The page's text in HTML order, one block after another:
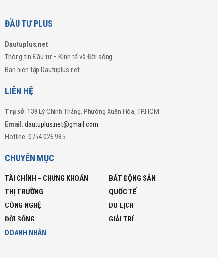
ĐẦU TƯ PLUS
Dautuplus.net
Thông tin Đầu tư – Kinh tế và Đời sống
Ban biên tập Dautuplus.net
LIÊN HỆ
Trụ sở: 139 Lý Chính Thắng, Phường Xuân Hòa, TP.HCM.
Email: dautuplus.net@gmail.com
Hotline: 0764.026.985
CHUYÊN MỤC
TÀI CHÍNH – CHỨNG KHOÁN
BẤT ĐỘNG SẢN
THỊ TRƯỜNG
QUỐC TẾ
CÔNG NGHỆ
DU LỊCH
ĐỜI SỐNG
GIẢI TRÍ
DOANH NHÂN